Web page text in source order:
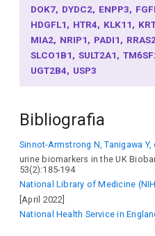
DOK7 DYDC2 ENPP3
HDGFL1 HTR4 KLK11
MIA2 NRIP1 PADI1
SLCO1B1 SULT2A1
UGT2B4 USP3
Bibliografia
Sinnot-Armstrong N, Tanigawa Y,
urine biomarkers in the UK
53(2):185-194
National Library of Medicine
[April 2022]
National Health Service in